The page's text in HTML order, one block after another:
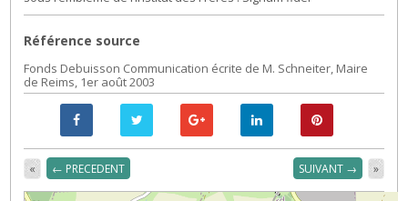
Référence source
Fonds Debuisson Communication écrite de M. Schneiter, Maire
de Reims, 1er août 2003
« ← PRECEDENT SUIVANT → »